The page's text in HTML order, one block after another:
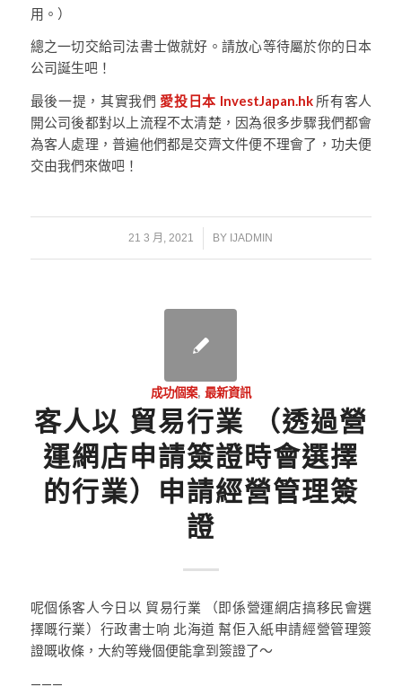
用。）
總之一切交給司法書士做就好。請放心等待屬於你的日本
公司誕生吧！
最後一提，其實我們 愛投日本 InvestJapan.hk所有客人
開公司後都對以上流程不太清楚，因為很多步驟我們都會
為客人處理，普遍他們都是交齊文件便不理會了，功夫便
交由我們來做吧！
21 3 月, 2021
/ BY IJADMIN
成功個案, 最新資訊
客人以 貿易行業 （透過營
運網店申請簽證時會選擇
的行業）申請經營管理簽
證
呢個係客人今日以 貿易行業 （即係營運網店搞移民會選
擇嘅行業）行政書士响 北海道 幫佢入紙申請經營管理簽
證嘅收條，大約等幾個便能拿到簽證了～
———